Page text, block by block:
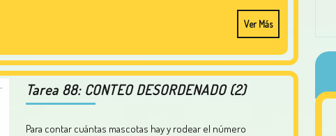
Ver Más
Tarea 88: CONTEO DESORDENADO (2)
Para contar cuántas mascotas hay y rodear el número